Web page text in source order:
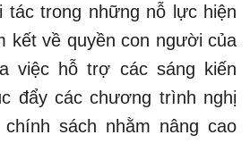
tác trong những nỗ lực hiện
kết về quyền con người của
việc hỗ trợ các sáng kiến
đẩy các chương trình nghị
sách nhằm nâng cao